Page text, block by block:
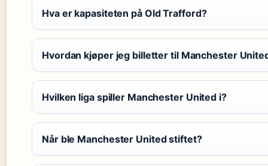
Hva er kapasiteten på Old Trafford?
Hvordan kjøper jeg billetter til Manchester
Hvilken liga spiller Manchester United i?
Når ble Manchester United stiftet?